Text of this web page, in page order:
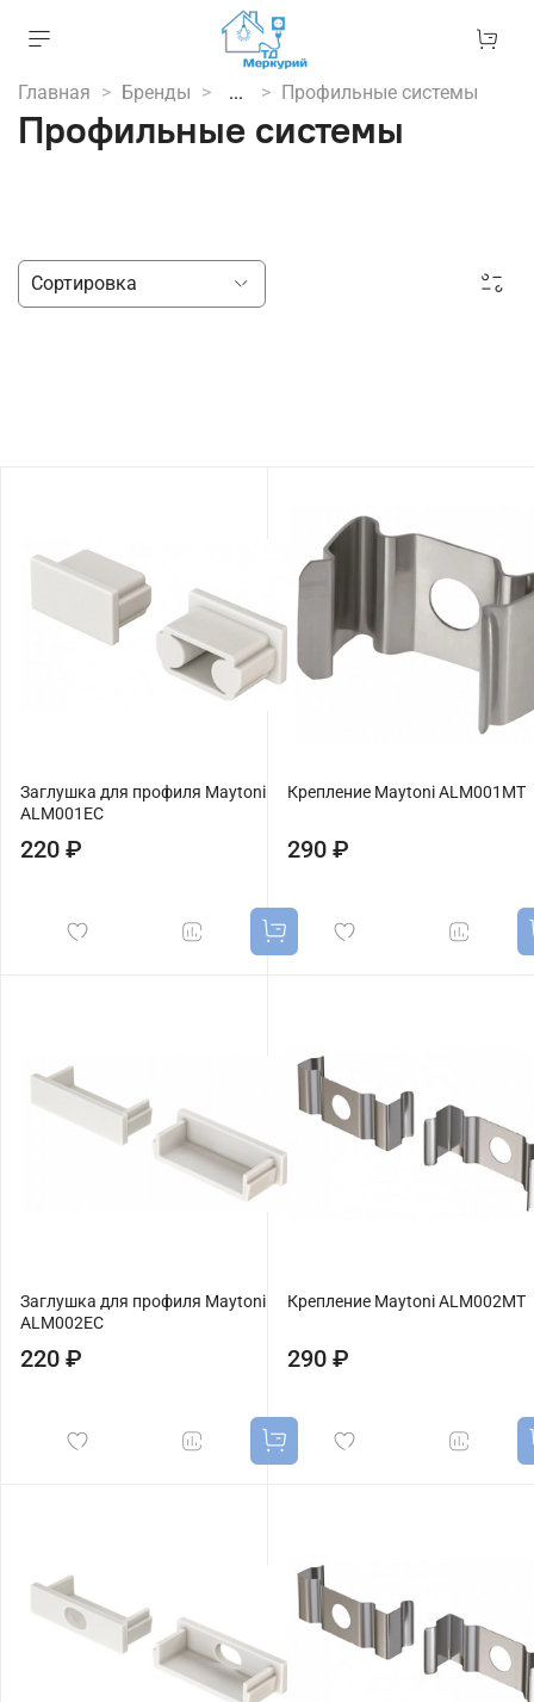
Главная Бренды ... Профильные системы
Профильные системы
Заглушка для профиля Maytoni
ALM001EC
220 ₽
Крепление Maytoni ALM001MT
290 ₽
Заглушка для профиля Maytoni
ALM002EC
220 ₽
Крепление Maytoni ALM002MT
290 ₽